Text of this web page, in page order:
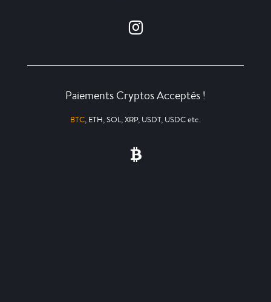
Paiements Cryptos Acceptés !
BTC, ETH, SOL, XRP, USDT, USDC etc.